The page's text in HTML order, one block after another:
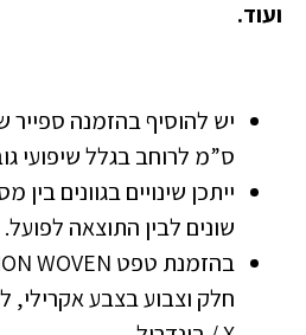
ועוד.
ס”מ לרוחב בגלל שיפועי
ייתכן שינויים בגוונים
שונים לבין התוצאה לפועל.
חלק וצבוע בצבע אקרילי,